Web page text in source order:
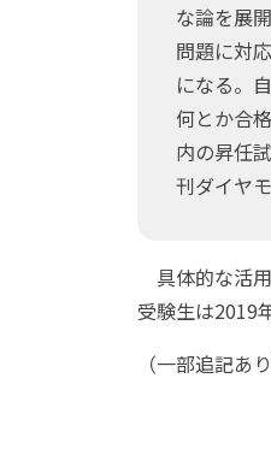
な論を展
問題に対
になる。
何とか合
内の昇任
刊ダイヤ
具体的な活
受験生は2019
（一部追記あり